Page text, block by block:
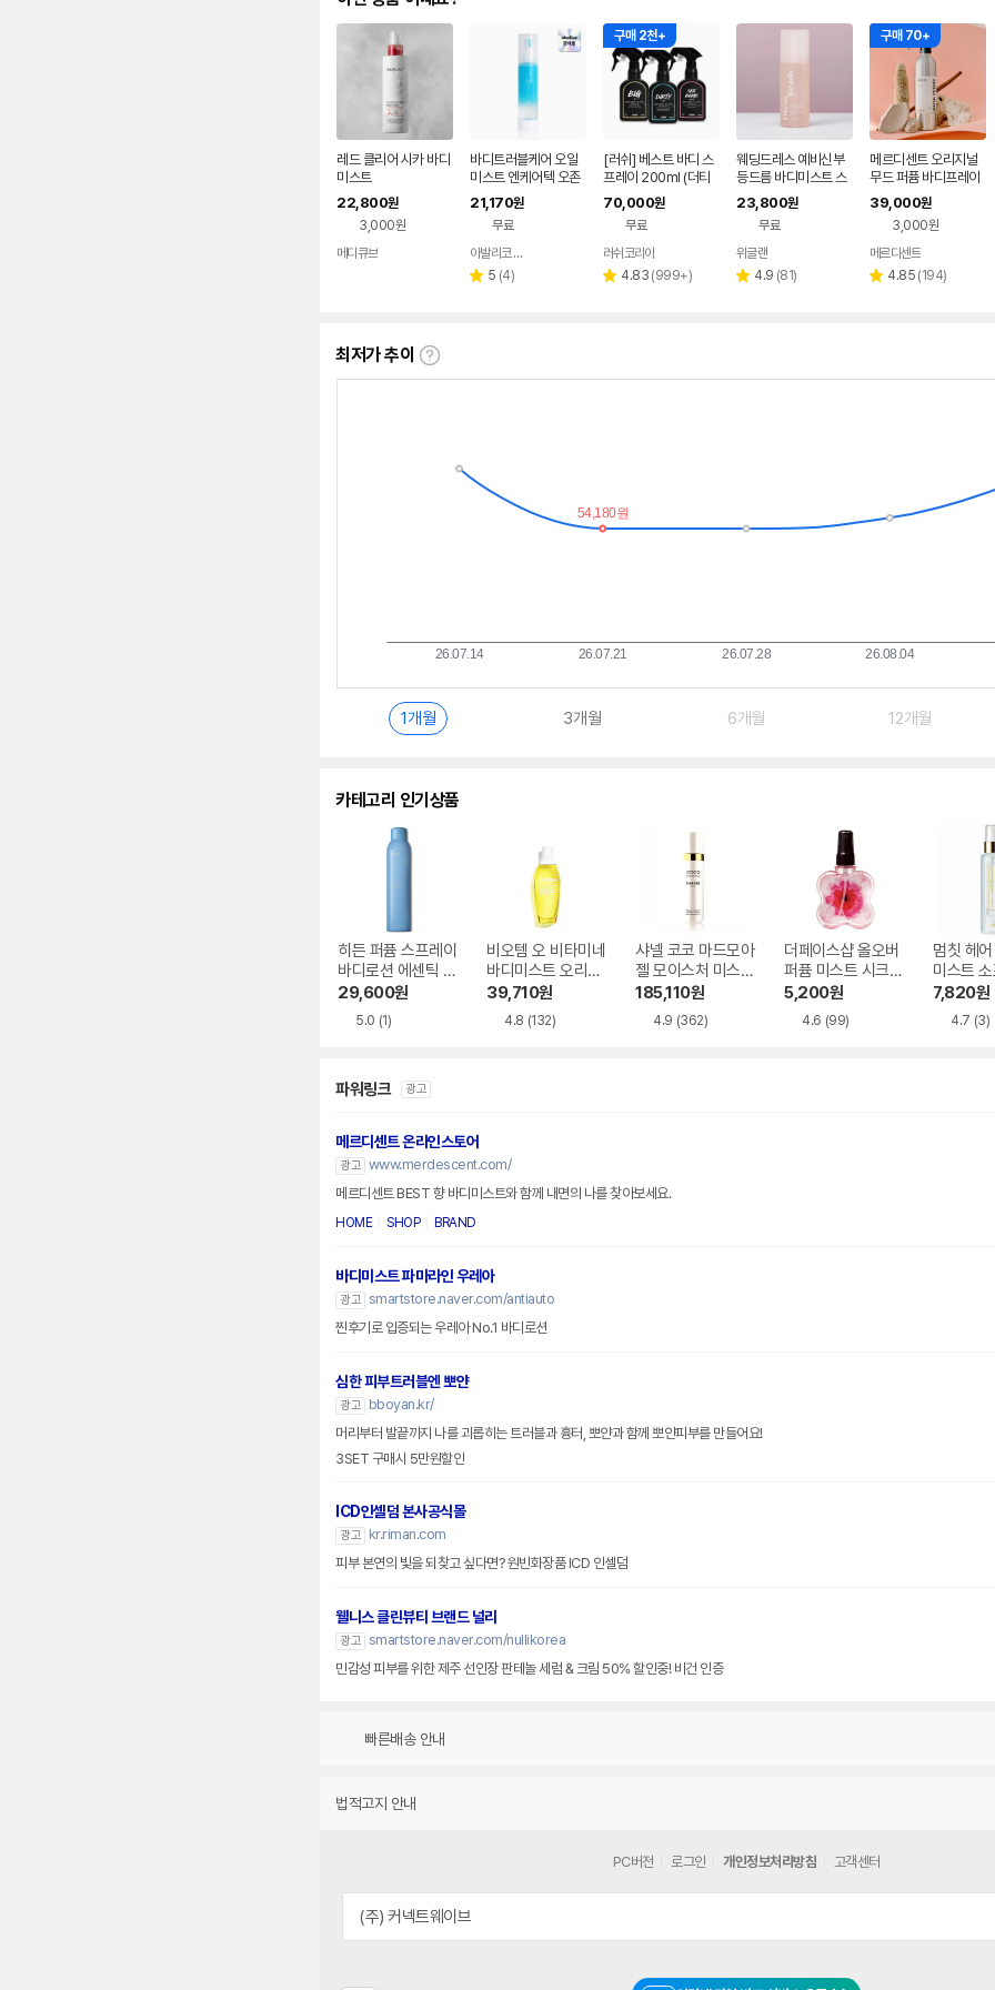
레드 클리어 시카 바디
미스트
22,800원
3,000원
메디큐브
바디트러블케어 오일
미스트 엔케어텍 오존
미스트
21,170원
무료
아발리코 코리아
별 5 리
(4)
구매 2천+
[러쉬] 베스트 바디 스
프레이 200ml (더티
바디 스프레이)
70,000원
무료
러쉬코리아
별 4.83 리
(999+)
웨딩드레스 예비신부
등드름 바디미스트 스
프레이
23,800원
무료
페이
위글랜
별 4.9 리
(81)
구매 70+
메르디센트 오리지널
무드 퍼퓸 바디프레이
300ml
39,000원
3,000원
페이
메르디센트
별 4.85 리
(194)
최저가 추이
최
1개월 3개월 6개월 12개월
카테고리 인기상품
히든 퍼퓸 스프레이
바디로션 에센틱 블
루 250ml
29,600원
5.0 (1)
비오템 오 비타미네
바디미스트 오리지
널 100ml
39,710원
4.8 (132)
샤넬 코코 마드모아
젤 모이스처 미스트
100ml
185,110원
4.9 (362)
더페이스샵 올오버
퍼퓸 미스트 시크릿
블룸 120ml
5,200원
4.6 (99)
멈칫 헤
미스트
솝 105ml
7,820원
4.7 (3)
파워링크 광고
메르디센트 온라인스토어
광고 www.merdescent.com/
메르디센트 BEST 향 바디미스트와 함께 내면의 나를 찾아보세요.
HOME SHOP BRAND
바디미스트 파마라인 우레아
광고 smartstore.naver.com/antiauto
찐후기로 입증되는 우레아 No.1 바디로션
심한 피부트러블엔 뽀얀
광고
bboyan.kr/
머리부터 발끝까지 나를 괴롭히는 트러블과 흉터, 뽀얀과 함께 뽀얀피부를 만들어요!
3SET 구매시 5만원할인
ICD인셀덤 본사공식몰
광고
kr.riman.com
피부 본연의 빛을 되찾고 싶다면? 원빈화장품 ICD 인셀덤
웰니스 클린뷰티 브랜드 널리
광고 smartstore.naver.com/nullikorea
민감성 피부를 위한 제주 선인장 판테놀 세럼 & 크림 50% 할인중! 비건 인증
빠른배송 안내
법적고지 안내
PC버전 로그인 개인정보처리방침 고객센터
(주) 커넥트웨이브